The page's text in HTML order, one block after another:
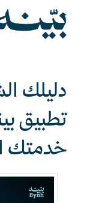
دليلك
تطبيق
خدمتك